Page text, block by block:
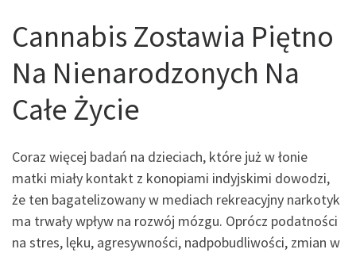
Cannabis Zostawia Piętno
Na Nienarodzonych Na
Całe Życie
Coraz więcej badań na dzieciach, które już w łonie
matki miały kontakt z konopiami indyjskimi dowodzi,
że ten bagatelizowany w mediach rekreacyjny narkotyk
ma trwały wpływ na rozwój mózgu. Oprócz podatności
na stres, lęku, agresywności, nadpobudliwości, zmian w